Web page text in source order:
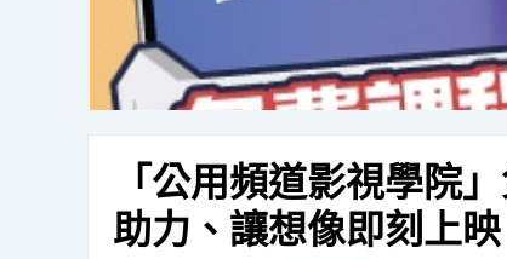
「公用頻道影視學院
助力、讓想像即刻上映